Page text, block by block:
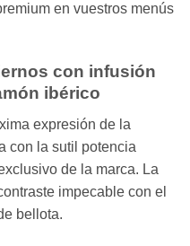
en vuestros menús
con infusión
ibérico
expresión de la
con la sutil potencia
de la marca. La
impecable con el
bellota.